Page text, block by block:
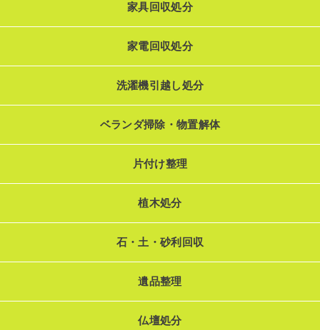
家具回収処分
家電回収処分
洗濯機引越し処分
ベランダ掃除・物置解体
片付け整理
植木処分
石・土・砂利回収
遺品整理
仏壇処分